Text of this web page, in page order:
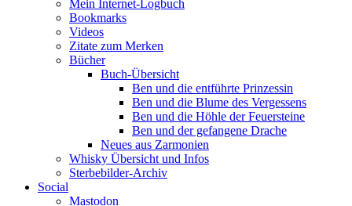
Mein Internet-Logbuch
Bookmarks
Videos
Zitate zum Merken
Bücher
Buch-Übersicht
Ben und die entführte Prinzessin
Ben und die Blume des Vergessens
Ben und die Höhle der Feuersteine
Ben und der gefangene Drache
Neues aus Zarmonien
Whisky Übersicht und Infos
Sterbebilder-Archiv
Social
Mastodon